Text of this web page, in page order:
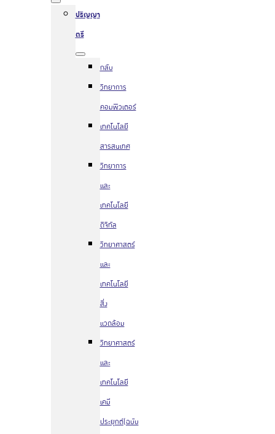
ปริญญา
ตรี
กลับ
วิทยาการ
คอมพิวเตอร์
เทคโนโลยี
สารสนเทศ
วิทยาการ
และ
เทคโนโลยี
ดิจิทัล
วิทยาศาสตร์
และ
เทคโนโลยี
สิ่ง
แวดล้อม
วิทยาศาสตร์
และ
เทคโนโลยี
เคมี
ประยุกต์(ฉบับ